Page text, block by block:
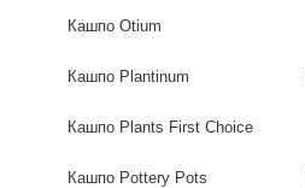
Кашпо Otium
Кашпо Plantinum
Кашпо Plants First Choice
Кашпо Pottery Pots